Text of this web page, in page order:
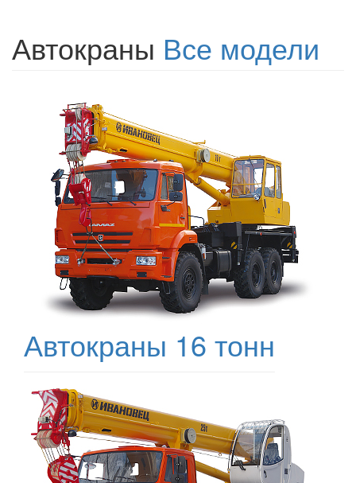
Автокраны Все модели
Автокраны 16 тонн